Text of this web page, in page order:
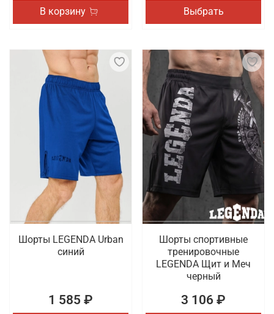
В корзину Выбрать
Шорты LEGENDA Urban
синий
1 585 ₽
Шорты спортивные
тренировочные
LEGENDA Щит и Меч
черный
3 106 ₽